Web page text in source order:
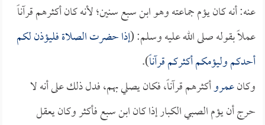
عنه: أنه كان يؤم جماعته وهو ابن سبع سنين؛ لأنه كان أكثرهم قرآناً
عملاً بقوله صلى الله عليه وسلم: (إذا حضرت الصلاة فليؤذن لكم
أحدكم وليؤمكم أكثركم قرآناً).
وكانعمروأكثرهم قرآناً، فكان يصلي بهم، فدل ذلك على أنه لا
حرج أن يؤم الصبي الكبار إذا كان ابن سبع فأكثر وكان يعقل